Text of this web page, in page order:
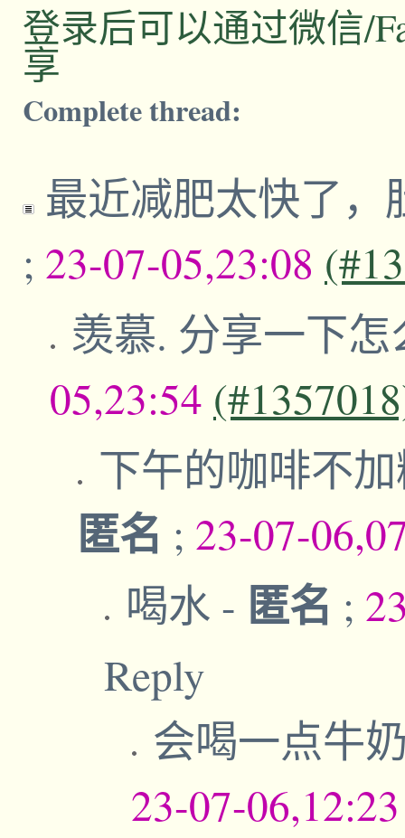
登录后可以通过微信/
享
Complete thread:
最近减肥太快了
; 23-07-05,23:08
羡慕. 分享一下
05,23:54
下午的咖啡不
匿名 ; 23-07-
喝水 - 匿名 ;
Reply
会喝一点牛
23-07-